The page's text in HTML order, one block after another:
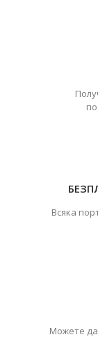
Всяка
Можете